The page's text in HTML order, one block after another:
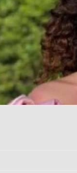
مباراة الزمالك